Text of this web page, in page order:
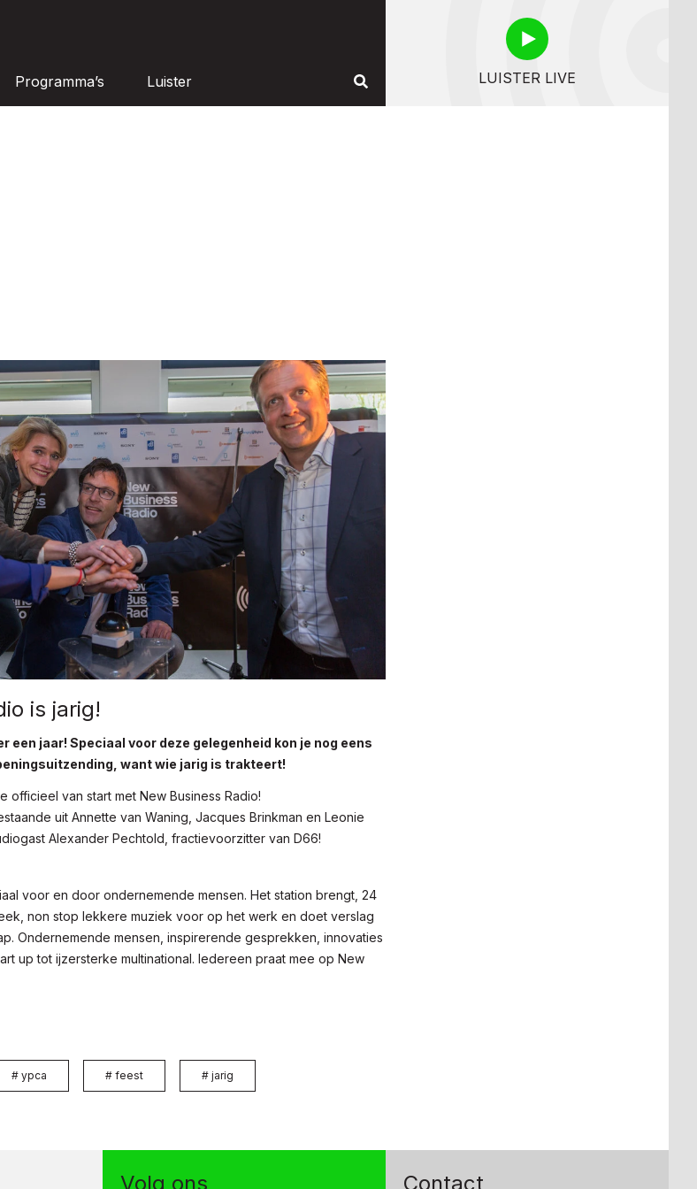
Programma’s Luister LUISTER LIVE
is jarig!
een jaar! Speciaal voor deze gelegenheid kon je nog eens
want wie jarig is trakteert!
officieel van start met New Business Radio!
uit Annette van Waning, Jacques Brinkman en Leonie
Alexander Pechtold, fractievoorzitter van D66!
voor en door ondernemende mensen. Het station brengt, 24
non stop lekkere muziek voor op het werk en doet verslag
Ondernemende mensen, inspirerende gesprekken, innovaties
up tot ijzersterke multinational. Iedereen praat mee op New
# ypca # feest # jarig
Volg ons Contact